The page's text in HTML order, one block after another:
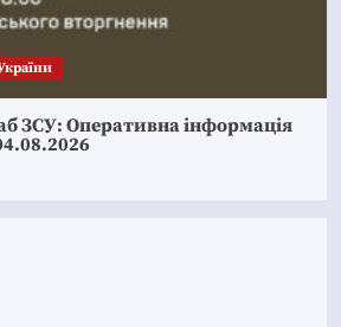
ЗСУ: Оперативна інформація